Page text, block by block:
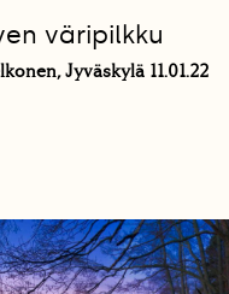
väripilkku
Jyväskylä 11.01.22